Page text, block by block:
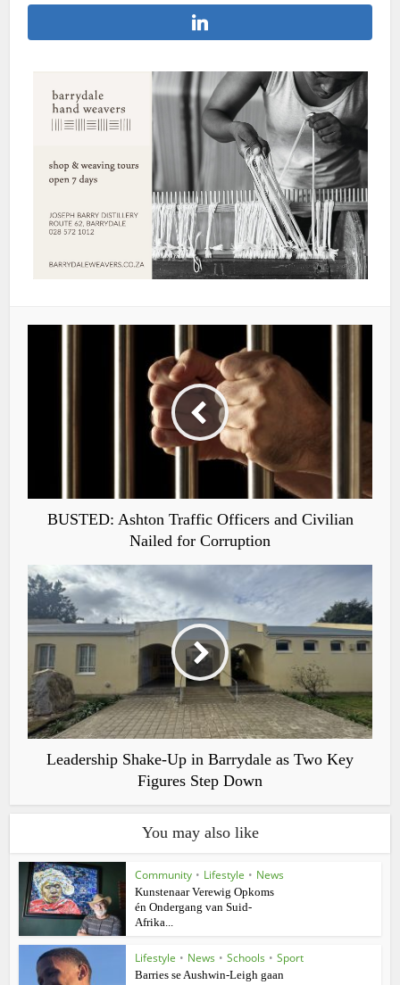
BUSTED: Ashton Traffic Officers and Civilian
Nailed for Corruption
Leadership Shake-Up in Barrydale as Two Key
Figures Step Down
You may also like
Community • Lifestyle • News
Kunstenaar Verewig Opkoms
én Ondergang van Suid-
Afrika...
Lifestyle • News • Schools • Sport
Barries se Aushwin-Leigh gaan